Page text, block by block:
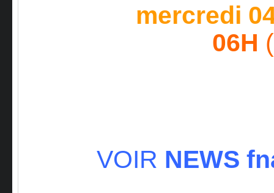
mercredi
06H
VOIR NEWS